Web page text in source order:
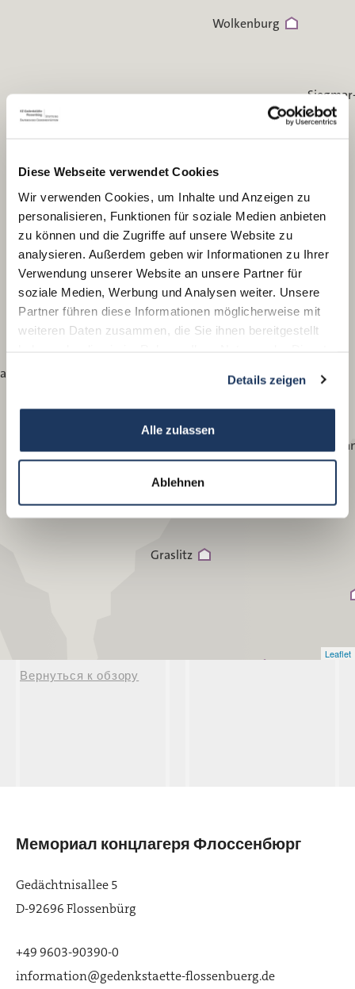
Diese Webseite verwendet Cookies
Wir verwenden Cookies, um Inhalte und Anzeigen zu
personalisieren, Funktionen für soziale Medien anbieten
zu können und die Zugriffe auf unsere Website zu
analysieren. Außerdem geben wir Informationen zu Ihrer
Verwendung unserer Website an unsere Partner für
soziale Medien, Werbung und Analysen weiter. Unsere
Partner führen diese Informationen möglicherweise mit
weiteren Daten zusammen, die Sie ihnen bereitgestellt
Details zeigen
Alle zulassen
Ablehnen
Zwickau
Wolkenburg
(Baumwollspinnerei)
Lengenfeld
Hohenstein-Ernstthal
Graslitz
Aue
Leaflet
Вернуться к обзору
Мемориал концлагеря Флоссенбюрг
Gedächtnisallee 5
D-92696 Flossenbürg
+49 9603-90390-0
information@gedenkstaette-flossenbuerg.de